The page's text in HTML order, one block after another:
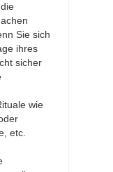
Sie sich
ihres
sicher
wie
etc.